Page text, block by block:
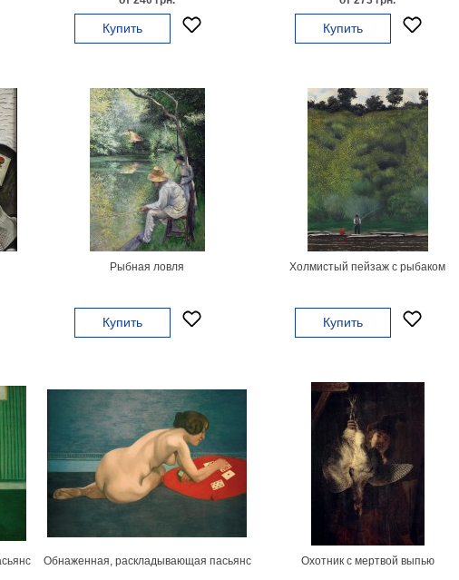
Купить Купить
Рыбная ловля
Купить
Холмистый пейзаж с рыбаком
Купить
Обнаженная, раскладывающая пасьянс Охотник с мертвой выпью